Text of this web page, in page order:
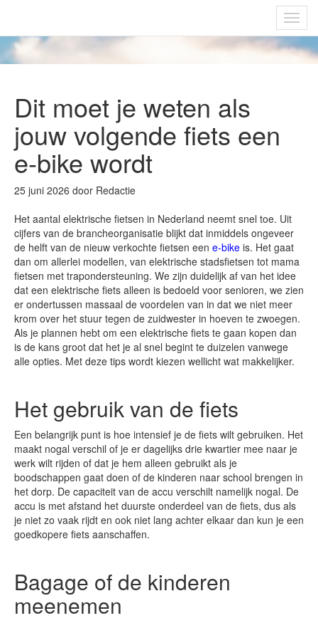
Dit moet je weten als
jouw volgende fiets een
e-bike wordt
25 juni 2026 door Redactie
Het aantal elektrische fietsen in Nederland neemt snel toe. Uit
cijfers van de brancheorganisatie blijkt dat inmiddels ongeveer
de helft van de nieuw verkochte fietsen een e-bike is. Het gaat
dan om allerlei modellen, van elektrische stadsfietsen tot mama
fietsen met trapondersteuning. We zijn duidelijk af van het idee
dat een elektrische fiets alleen is bedoeld voor senioren, we zien
er ondertussen massaal de voordelen van in dat we niet meer
krom over het stuur tegen de zuidwester in hoeven te zwoegen.
Als je plannen hebt om een elektrische fiets te gaan kopen dan
is de kans groot dat het je al snel begint te duizelen vanwege
alle opties. Met deze tips wordt kiezen wellicht wat makkelijker.
Het gebruik van de fiets
Een belangrijk punt is hoe intensief je de fiets wilt gebruiken. Het
maakt nogal verschil of je er dagelijks drie kwartier mee naar je
werk wilt rijden of dat je hem alleen gebruikt als je
boodschappen gaat doen of de kinderen naar school brengen in
het dorp. De capaciteit van de accu verschilt namelijk nogal. De
accu is met afstand het duurste onderdeel van de fiets, dus als
je niet zo vaak rijdt en ook niet lang achter elkaar dan kun je een
goedkopere fiets aanschaffen.
Bagage of de kinderen
meenemen